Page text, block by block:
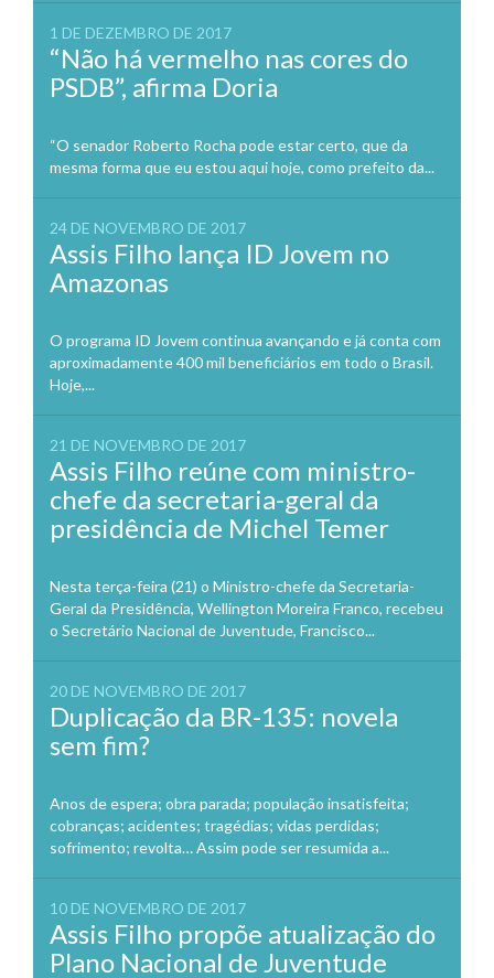
1 DE DEZEMBRO DE 2017
“Não há vermelho nas cores do
PSDB”, afirma Doria
“O senador Roberto Rocha pode estar certo, que da
mesma forma que eu estou aqui hoje, como prefeito da...
24 DE NOVEMBRO DE 2017
Assis Filho lança ID Jovem no
Amazonas
O programa ID Jovem continua avançando e já conta com
aproximadamente 400 mil beneficiários em todo o Brasil.
Hoje,...
21 DE NOVEMBRO DE 2017
Assis Filho reúne com ministro-
chefe da secretaria-geral da
presidência de Michel Temer
Nesta terça-feira (21) o Ministro-chefe da Secretaria-
Geral da Presidência, Wellington Moreira Franco, recebeu
o Secretário Nacional de Juventude, Francisco...
20 DE NOVEMBRO DE 2017
Duplicação da BR-135: novela
sem fim?
Anos de espera; obra parada; população insatisfeita;
cobranças; acidentes; tragédias; vidas perdidas;
sofrimento; revolta… Assim pode ser resumida a...
10 DE NOVEMBRO DE 2017
Assis Filho propõe atualização do
Plano Nacional de Juventude